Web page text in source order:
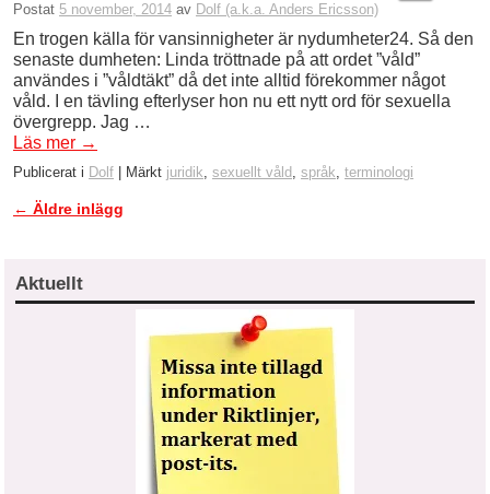
Postat 5 november, 2014 av Dolf (a.k.a. Anders Ericsson)
En trogen källa för vansinnigheter är nydumheter24. Så den
senaste dumheten: Linda tröttnade på att ordet ”våld”
användes i ”våldtäkt” då det inte alltid förekommer något
våld. I en tävling efterlyser hon nu ett nytt ord för sexuella
övergrepp. Jag …
Läs mer →
Publicerat i Dolf Märkt juridik, sexuellt våld , språk, terminologi
Inläggsnavigering
← Äldre inlägg
Aktuellt